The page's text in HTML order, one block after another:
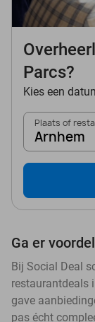
Parcs?
Kies een
Plaats of
Arnhem
Ga er
Bij Social Deal
restaurantdeals
gave
pas écht